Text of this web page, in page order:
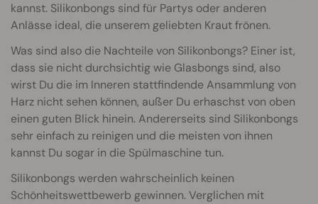
kannst. Silikonbongs sind für Partys oder anderen
Anlässe ideal, die unserem geliebten Kraut frönen.
Was sind also die Nachteile von Silikonbongs? Einer ist,
dass sie nicht durchsichtig wie Glasbongs sind, also
wirst Du die im Inneren stattfindende Ansammlung von
Harz nicht sehen können, außer Du erhaschst von oben
einen guten Blick hinein. Andererseits sind Silikonbongs
sehr einfach zu reinigen und die meisten von ihnen
kannst Du sogar in die Spülmaschine tun.
Silikonbongs werden wahrscheinlich keinen
Schönheitswettbewerb gewinnen. Verglichen mit